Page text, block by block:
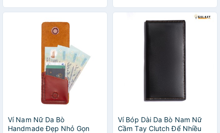
Ví Nam Nữ Da Bò
Handmade Đẹp Nhỏ Gọn
Ví Bóp Dài Da Bò Nam Nữ
Cầm Tay Clutch Để Nhiều